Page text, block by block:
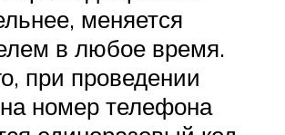
меняется
в любое время.
при проведении
номер телефона